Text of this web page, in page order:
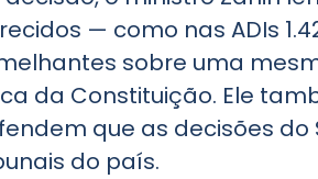
— como nas ADIs
sobre uma
da Constituição. Ele
que as decisões do
do país.